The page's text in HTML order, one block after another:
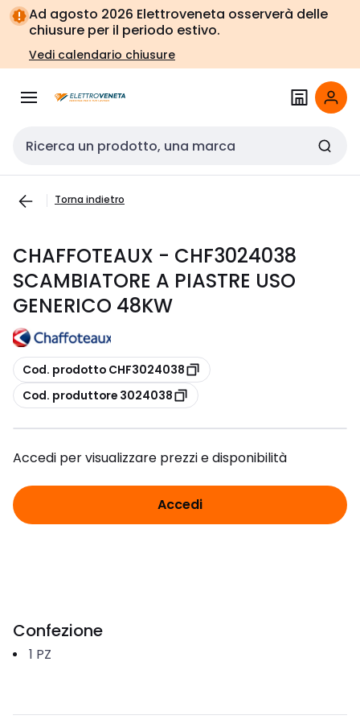
Vai alla
navigazione
Vai
alla
pagina
Ad agosto 2026 Elettroveneta osserverà delle
chiusure per il periodo estivo.
Vedi calendario chiusure
Cerca input
Torna indietro
CHAFFOTEAUX - CHF3024038
SCAMBIATORE A PIASTRE USO
GENERICO 48KW
copia
Cod. prodotto CHF3024038
copia
Cod. produttore 3024038
Accedi per visualizzare prezzi e disponibilità
Accedi
Confezione
1 PZ